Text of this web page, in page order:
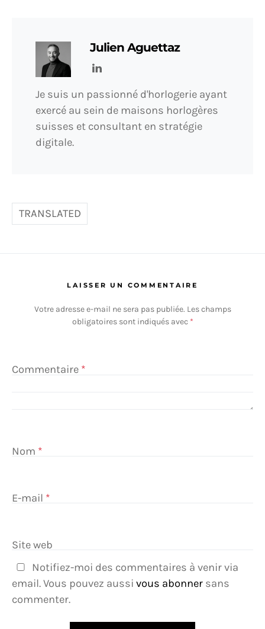
Julien Aguettaz
Je suis un passionné d'horlogerie ayant
exercé au sein de maisons horlogères
suisses et consultant en stratégie
digitale.
TRANSLATED
LAISSER UN COMMENTAIRE
Votre adresse e-mail ne sera pas publiée. Les champs
obligatoires sont indiqués avec *
Commentaire *
Nom *
E-mail *
Site web
Notifiez-moi des commentaires à venir via
email. Vous pouvez aussi vous abonner sans
commenter.